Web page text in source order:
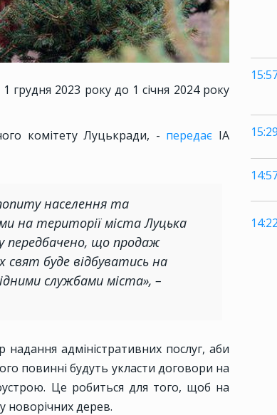
15:29
14:22
2023 року до 1 січня 2024 року
комітету Луцькради, - передає ІА
населення та
на території міста Луцька
передбачено, що продаж
свят буде відбуватись на
службами міста», –
адміністративних послуг, аби
повинні будуть укласти договори на
Це робиться для того, щоб на
новорічних дерев.